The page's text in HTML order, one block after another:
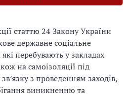
статтю 24 Закону України
державне соціальне
перебувають у закладах
на самоізоляції під
з проведенням заходів,
виникненню та